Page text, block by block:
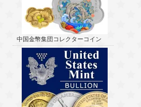
中国金幣集団コレクターコイン